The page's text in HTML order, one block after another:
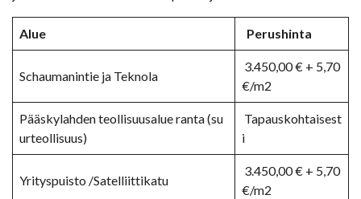
Alue Perushinta
Schaumanintie ja Teknola
3.450,00 € + 5,70
€/m2
Pääskylahden teollisuusalue ranta (su
urteollisuus)
Tapauskohtaisest
i
Yrityspuisto /Satelliittikatu
3.450,00 € + 5,70
€/m2